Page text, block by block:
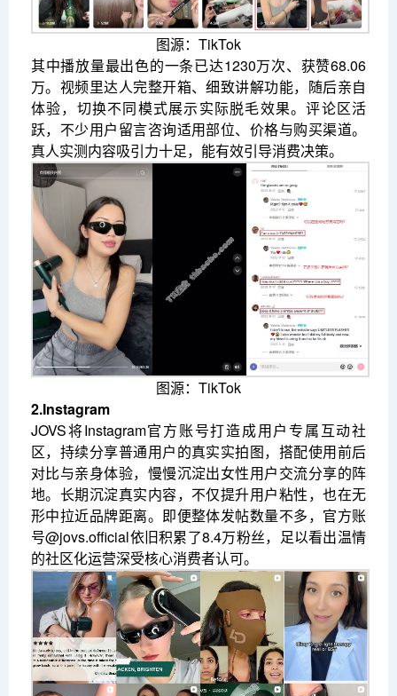
图源：TikTok
其中播放量最出色的一条已达1230万次、获赞68.06
万。视频里达人完整开箱、细致讲解功能，随后亲自
体验，切换不同模式展示实际脱毛效果。评论区活
跃，不少用户留言咨询适用部位、价格与购买渠道。
真人实测内容吸引力十足，能有效引导消费决策。
图源：TikTok
2.Instagram
JOVS将Instagram官方账号打造成用户专属互动社
区，持续分享普通用户的真实实拍图，搭配使用前后
对比与亲身体验，慢慢沉淀出女性用户交流分享的阵
地。长期沉淀真实内容，不仅提升用户粘性，也在无
形中拉近品牌距离。即便整体发帖数量不多，官方账
号@jovs.official依旧积累了8.4万粉丝，足以看出温情
的社区化运营深受核心消费者认可。